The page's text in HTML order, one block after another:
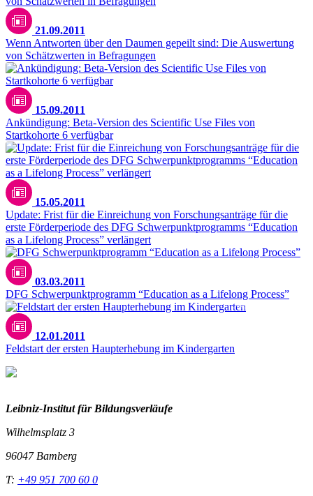
21.09.2011
Wenn Antworten über den Daumen gepeilt sind: Die Auswertung
von Schätzwerten in Befragungen
15.09.2011
Ankündigung: Beta-Version des Scientific Use Files von
Startkohorte 6 verfügbar
15.05.2011
Update: Frist für die Einreichung von Forschungsanträge für die
erste Förderperiode des DFG Schwerpunktprogramms “Education
as a Lifelong Process” verlängert
03.03.2011
DFG Schwerpunktprogramm “Education as a Lifelong Process”
Unsplash / La Rel Easter
12.01.2011
Feldstart der ersten Haupterhebung im Kindergarten
Leibniz-Institut für Bildungsverläufe
Wilhelmsplatz 3
96047 Bamberg
T: +49 951 700 60 0